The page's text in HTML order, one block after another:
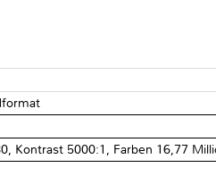
Kontrast 5000:1, Farben 16,77